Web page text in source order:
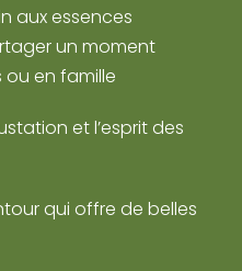
aux essences
un moment
ou en famille
et l’esprit des
qui offre de belles